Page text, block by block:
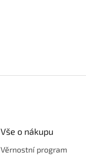
Vše o nákupu
Věrnostní program